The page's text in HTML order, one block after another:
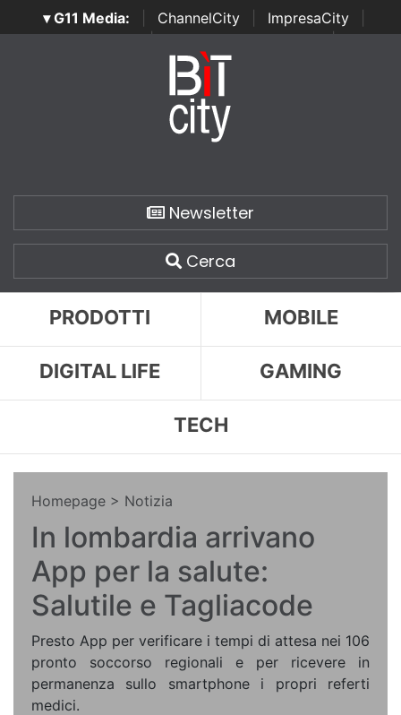
▾ G11 Media: ChannelCity ImpresaCity
SecurityOpenLab | Italian Channel Awards | Italian
Italian Security Awards
Newsletter
Cerca
PRODOTTI MOBILE
DIGITAL LIFE GAMING
TECH
Homepage > Notizia
In lombardia arrivano
App per la salute:
Salutile e Tagliacode
Presto App per verificare i tempi di attesa nei 106
pronto soccorso regionali e per ricevere in
permanenza sullo smartphone i propri referti
medici.